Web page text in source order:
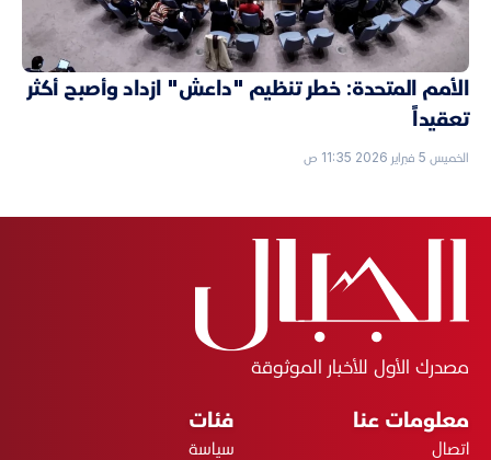
الأمم المتحدة: خطر تنظيم "داعش" ازداد وأصبح أكثر
تعقيداً
الخميس 5 فبراير 2026 11:35 ص
مصدرك الأول للأخبار الموثوقة
معلومات عنا
اتصال
فئات
سياسة